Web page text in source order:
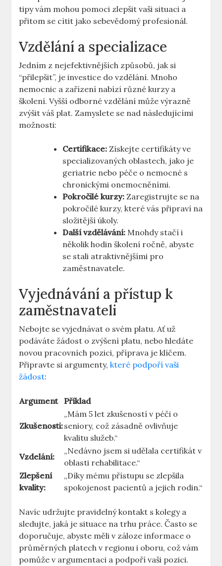
tipy vám mohou pomoci zlepšit vaši situaci‌ a
přitom se cítit jako sebevědomý profesionál.
Vzdělání⁢ a specializace
Jedním z nejefektivnějších způsobů, jak si
“přilepšit”, je investice do‌ vzdělání. Mnoho
nemocnic a zařízení nabízí ⁤různé kurzy⁤ a
školení. Vyšší odborné vzdělání může výrazně
zvýšit ​váš plat. Zamyslete⁢ se nad následujícími
možnosti:
Certifikace: Získejte certifikáty ve
specializovaných oblastech, jako je
geriatrie nebo péče o nemocné s
chronickými onemocněními.
Pokročilé kurzy: Zaregistrujte se na
pokročilé kurzy, které vás připraví ‌na
složitější úkoly.
Další vzdělávání: Mnohdy stačí i
několik hodin⁤ školení ročně, abyste
se stali atraktivnějšími pro
zaměstnavatele.
Vyjednávání a přístup k
zaměstnavateli
Nebojte se vyjednávat o svém ⁢platu.⁢ Ať už
⁢podáváte žádost o zvýšení platu, nebo hledáte
novou pracovních pozici, příprava je klíčem.
Připravte si argumenty,které podpoří vaši
žádost:
Argument Příklad
Zkušenosti:
„Mám 5 let zkušeností ⁢v péči o
seniory, což ‍zásadně ovlivňuje
kvalitu služeb.“
Vzdelání:
„Nedávno jsem si udělala ⁤certifikát v
oblasti rehabilitace.“
Zlepšení​
kvality:
„Díky mému přístupu‍ se zlepšila⁤
spokojenost pacientů ⁤a jejich rodin.“
Navíc udržujte pravidelný kontakt s kolegy a
‍sledujte, jaká⁢ je situace na trhu práce. ⁤Často se⁤
doporučuje, abyste měli⁤ v záloze informace o
průměrných platech v regionu i ⁣oboru, což vám
pomůže v​ argumentaci⁤ a podpoří vaši ‌pozici.